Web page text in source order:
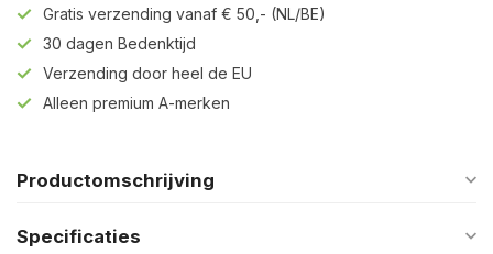
Gratis verzending vanaf € 50,- (NL/BE)
30 dagen Bedenktijd
Verzending door heel de EU
Alleen premium A-merken
Productomschrijving
Specificaties